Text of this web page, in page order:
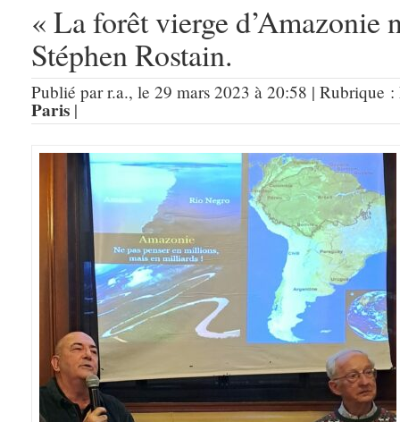
« La forêt vierge d’Amazonie
Stéphen Rostain.
Publié par r.a., le 29 mars 2023 à 20:58 | Rubrique :
Paris |